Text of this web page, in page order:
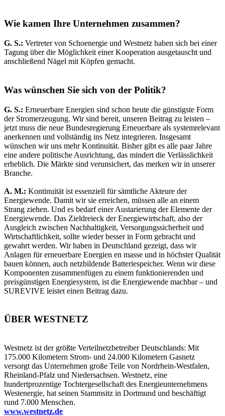
Wie kamen Ihre Unternehmen zusammen?
G. S.: Vertreter von Schoenergie und Westnetz haben sich bei einer
Tagung über die Möglichkeit einer Kooperation ausgetauscht und
anschließend Nägel mit Köpfen gemacht.
Was wünschen Sie sich von der Politik?
G. S.: Erneuerbare Energien sind schon heute die günstigste Form
der Stromerzeugung. Wir sind bereit, unseren Beitrag zu leisten –
jetzt muss die neue Bundesregierung Erneuerbare als systemrelevant
anerkennen und vollständig ins Netz integrieren. Insgesamt
wünschen wir uns mehr Kontinuität. Bisher gibt es alle paar Jahre
eine andere politische Ausrichtung, das mindert die Verlässlichkeit
erheblich. Die Märkte sind verunsichert, das merken wir in unserer
Branche.
A. M.: Kontinuität ist essenziell für sämtliche Akteure der
Energiewende. Damit wir sie erreichen, müssen alle an einem
Strang ziehen. Und es bedarf einer Austarierung der Elemente der
Energiewende. Das Zieldreieck der Energiewirtschaft, also der
Ausgleich zwischen Nachhaltigkeit, Versorgungssicherheit und
Wirtschaftlichkeit, sollte wieder besser in Form gebracht und
gewahrt werden. Wir haben in Deutschland gezeigt, dass wir
Anlagen für erneuerbare Energien en masse und in höchster Qualität
bauen können, auch netzbildende Batteriespeicher. Wenn wir diese
Komponenten zusammenfügen zu einem funktionierenden und
preisgünstigen Energiesystem, ist die Energiewende machbar – und
SUREVIVE leistet einen Beitrag dazu.
ÜBER WESTNETZ
Westnetz ist der größte Verteilnetzbetreiber Deutschlands: Mit
175.000 Kilometern Strom- und 24.000 Kilometern Gasnetz
versorgt das Unternehmen große Teile von Nordrhein-Westfalen,
Rheinland-Pfalz und Niedersachsen. Westnetz, eine
hundertprozentige Tochtergesellschaft des Energieunternehmens
Westenergie, hat seinen Stammsitz in Dortmund und beschäftigt
rund 7.000 Menschen.
www.westnetz.de